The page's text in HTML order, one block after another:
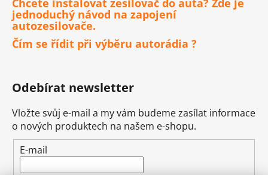
Chcete instalovat zesilovač do auta? Zde je
jednoduchý návod na zapojení
autozesilovače.
Čím se řídit při výběru autorádia ?
Odebírat newsletter
Vložte svůj e-mail a my vám budeme zasílat informace
o nových produktech na našem e-shopu.
E-mail